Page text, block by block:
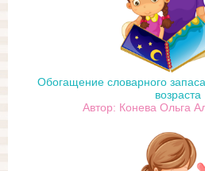
Обогащение словарного
возраста
Автор: Конева Ольга